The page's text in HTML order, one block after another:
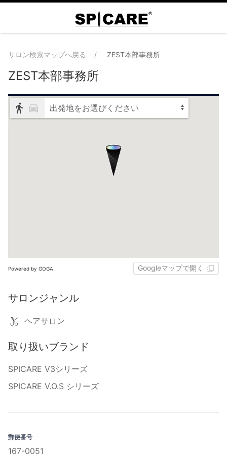
サロン検索マップへ戻る ZEST本部事務所
ZEST本部事務所
出発地をお選びください
Powered by GOGA Googleマップで開く
サロンジャンル
ヘアサロン
取り扱いブランド
SPICARE V3シリーズ
SPICARE V.O.S シリーズ
郵便番号
167-0051